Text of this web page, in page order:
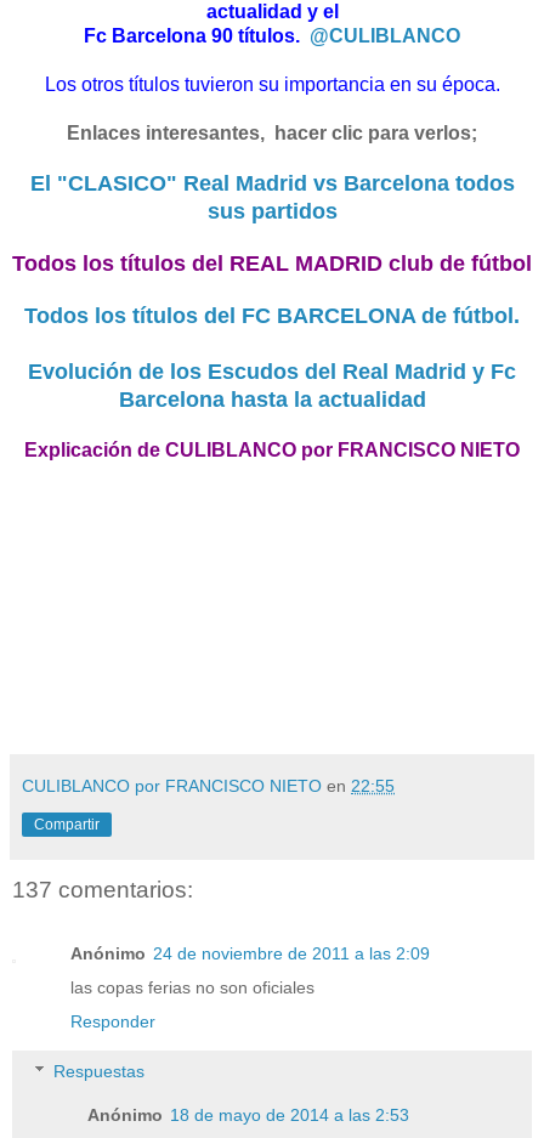
actualidad y el
Fc Barcelona 90 títulos. @CULIBLANCO
Los otros títulos tuvieron su importancia en su época.
Enlaces interesantes, hacer clic para verlos;
El "CLASICO" Real Madrid vs Barcelona todos
sus partidos
Todos los títulos del REAL MADRID club de fútbol
Todos los títulos del FC BARCELONA de fútbol.
Evolución de los Escudos del Real Madrid y Fc
Barcelona hasta la actualidad
Explicación de CULIBLANCO por FRANCISCO NIETO
CULIBLANCO por FRANCISCO NIETO en 22:55
Compartir
137 comentarios:
Anónimo 24 de noviembre de 2011 a las 2:09
las copas ferias no son oficiales
Responder
Respuestas
Anónimo 18 de mayo de 2014 a las 2:53